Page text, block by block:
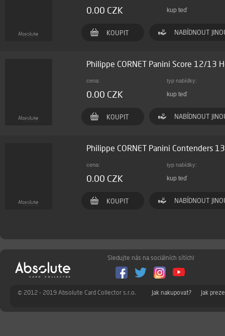
0.00 CZK kup teď
KOUPIT NABÍDNOUT
Philippe CORNET Panini Score 12/13
cena: typ nabídky:
0.00 CZK kup teď
KOUPIT NABÍDNOUT
Philippe CORNET Panini Contenders
cena: typ nabídky:
0.00 CZK kup teď
KOUPIT NABÍDNOUT
Sledujte nás na sociálních sítích!
© 2012 - 2019 Absolute Card Collector s.r.o. Jak nakupovat? Jak